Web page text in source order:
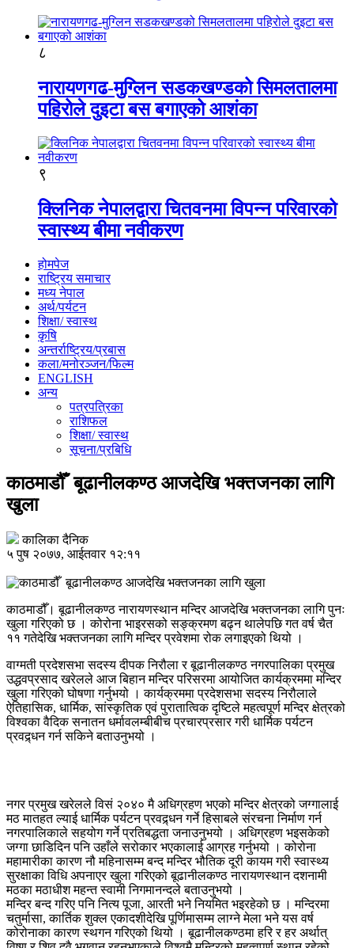
८
नारायणगढ-मुग्लिन सडकखण्डको सिमलतालमा
पहिरोले दुइटा बस बगाएको आशंका
९
क्लिनिक नेपालद्वारा चितवनमा विपन्न परिवारको
स्वास्थ्य बीमा नवीकरण
होमपेज
राष्ट्रिय समाचार
मध्य नेपाल
अर्थ/पर्यटन
शिक्षा/ स्वास्थ
कृषि
अन्तर्राष्ट्रिय/प्रबास
कला/मनोरञ्जन/फिल्म
ENGLISH
अन्य
पत्रपत्रिका
राशिफल
शिक्षा/ स्वास्थ
सूचना/प्रबिधि
काठमाडौँ बूढानीलकण्ठ आजदेखि भक्तजनका लागि
खुला
कालिका दैनिक
५ पुष २०७७, आईतवार १२:११
काठमाडौँ। बूढानीलकण्ठ नारायणस्थान मन्दिर आजदेखि भक्तजनका लागि पुनः
खुला गरिएको छ । कोरोना भाइरसको सङ्क्रमण बढ्न थालेपछि गत वर्ष चैत
११ गतेदेखि भक्तजनका लागि मन्दिर प्रवेशमा रोक लगाइएको थियो ।
वाग्मती प्रदेशसभा सदस्य दीपक निरौला र बूढानीलकण्ठ नगरपालिका प्रमुख
उद्धवप्रसाद खरेलले आज बिहान मन्दिर परिसरमा आयोजित कार्यक्रममा मन्दिर
खुला गरिएको घोषणा गर्नुभयो । कार्यक्रममा प्रदेशसभा सदस्य निरौलाले
ऐतिहासिक, धार्मिक, सांस्कृतिक एवं पुरातात्विक दृष्टिले महत्वपूर्ण मन्दिर क्षेत्रको
विश्वका वैदिक सनातन धर्मावलम्बीबीच प्रचारप्रसार गरी धार्मिक पर्यटन
प्रवद्र्धन गर्न सकिने बताउनुभयो ।
नगर प्रमुख खरेलले विसं २०४० मै अधिग्रहण भएको मन्दिर क्षेत्रको जग्गालाई
मठ मातहत ल्याई धार्मिक पर्यटन प्रवद्र्धन गर्ने हिसाबले संरचना निर्माण गर्न
नगरपालिकाले सहयोग गर्ने प्रतिबद्धता जनाउनुभयो । अधिग्रहण भइसकेको
जग्गा छाडिदिन पनि उहाँले सरोकार भएकालाई आग्रह गर्नुभयो । कोरोना
महामारीका कारण नौ महिनासम्म बन्द मन्दिर भौतिक दूरी कायम गरी स्वास्थ्य
सुरक्षाका विधि अपनाएर खुला गरिएको बूढानीलकण्ठ नारायणस्थान दशनामी
मठका मठाधीश महन्त स्वामी निगमानन्दले बताउनुभयो ।
मन्दिर बन्द गरिए पनि नित्य पूजा, आरती भने नियमित भइरहेको छ । मन्दिरमा
चतुर्मासा, कार्तिक शुक्ल एकादशीदेखि पूर्णिमासम्म लाग्ने मेला भने यस वर्ष
कोरोनाका कारण स्थगन गरिएको थियो । बूढानीलकण्ठमा हरि र हर अर्थात्